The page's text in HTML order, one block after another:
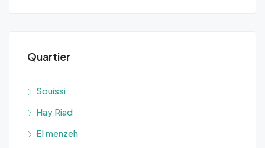
Quartier
Souissi
Hay Riad
El menzeh